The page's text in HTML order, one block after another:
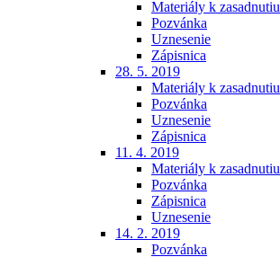
Materiály k zasadnutiu
Pozvánka
Uznesenie
Zápisnica
28. 5. 2019
Materiály k zasadnutiu
Pozvánka
Uznesenie
Zápisnica
11. 4. 2019
Materiály k zasadnutiu
Pozvánka
Zápisnica
Uznesenie
14. 2. 2019
Pozvánka